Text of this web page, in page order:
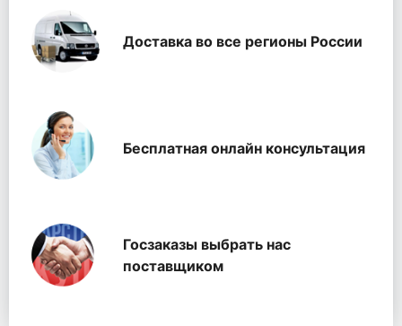
Доставка во все регионы России
Бесплатная онлайн консультация
Госзаказы выбрать нас
поставщиком